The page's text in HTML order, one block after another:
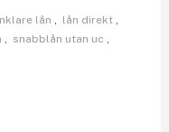
lån , lån direkt ,
, snabblån utan uc ,